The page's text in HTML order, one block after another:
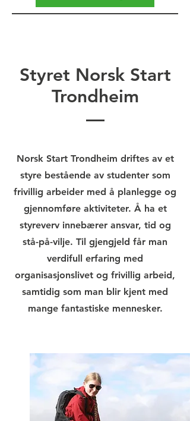
Styret Norsk Start
Trondheim
Norsk Start Trondheim driftes av et
styre bestående av studenter som
frivillig arbeider med å planlegge og
gjennomføre aktiviteter. Å ha et
styreverv innebærer ansvar, tid og
stå-på-vilje. Til gjengjeld får man
verdifull erfaring med
organisasjonslivet og frivillig arbeid,
samtidig som man blir kjent med
mange fantastiske mennesker.